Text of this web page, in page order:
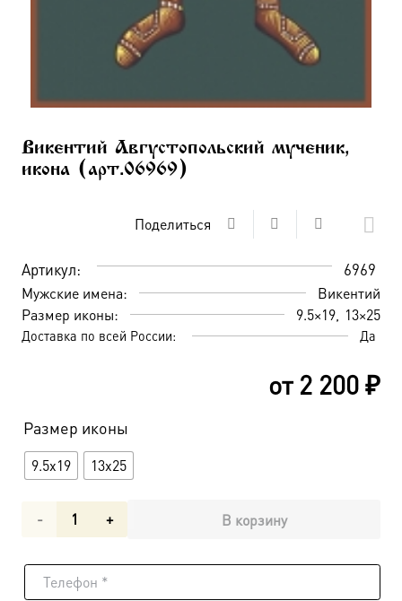
Викентий Августопольский мученик,
икона (арт.06969)
Поделиться
Артикул: 6969
Мужские имена:
Викентий
Размер иконы:
9.5×19 13×25
Доставка по всей России: Да
от 2 200₽
Размер иконы
9.5x19 13x25
Количество
Викентий
В корзину